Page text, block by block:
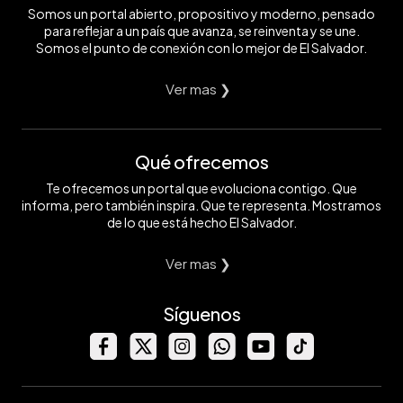
Somos un portal abierto, propositivo y moderno, pensado
para reflejar a un país que avanza, se reinventa y se une.
Somos el punto de conexión con lo mejor de El Salvador.
Ver mas ❯
Qué ofrecemos
Te ofrecemos un portal que evoluciona contigo. Que
informa, pero también inspira. Que te representa. Mostramos
de lo que está hecho El Salvador.
Ver mas ❯
Síguenos